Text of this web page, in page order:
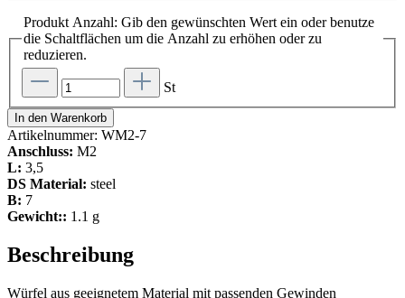
Produkt Anzahl: Gib den gewünschten Wert ein oder benutze
die Schaltflächen um die Anzahl zu erhöhen oder zu
reduzieren.
St
In den Warenkorb
Artikelnummer: WM2-7
Anschluss: M2
L: 3,5
DS Material: steel
B: 7
Gewicht:: 1.1 g
Beschreibung
Würfel aus geeignetem Material mit passenden Gewinden